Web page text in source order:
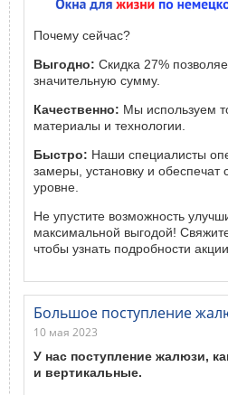
Почему сейчас?
Выгодно: Скидка 27%
значительную сумму.
Качественно: Мы используем
материалы и технологии.
Быстро: Наши специалисты
замеры, установку и
уровне.
Не упустите возможность
максимальной выгодой!
чтобы узнать подробности
Большое поступление
10 мая 2023
У нас поступление жалюзи,
и вертикальные.